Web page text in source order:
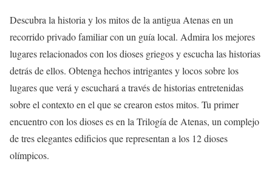
Descubra la historia y los mitos de la antigua Atenas en un
recorrido privado familiar con un guía local. Admira los mejores
lugares relacionados con los dioses griegos y escucha las historias
detrás de ellos. Obtenga hechos intrigantes y locos sobre los
lugares que verá y escuchará a través de historias entretenidas
sobre el contexto en el que se crearon estos mitos. Tu primer
encuentro con los dioses es en la Trilogía de Atenas, un complejo
de tres elegantes edificios que representan a los 12 dioses
olímpicos.